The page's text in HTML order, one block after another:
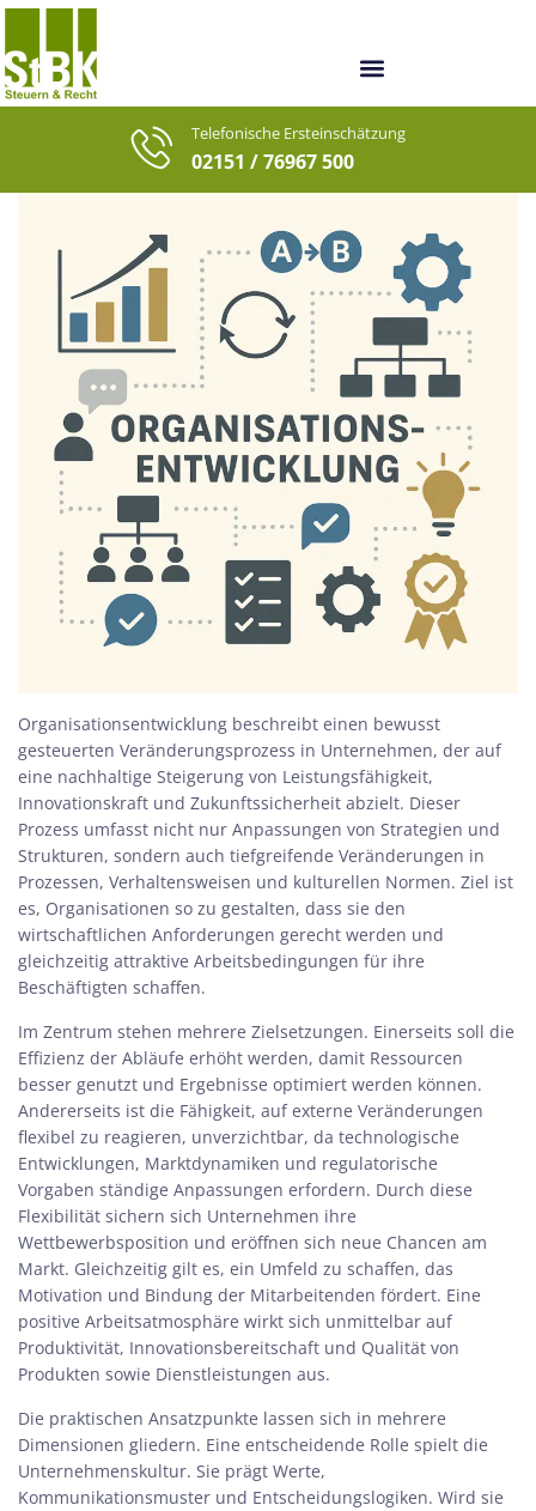
Telefonische Ersteinschätzung
02151 / 76967 500
Organisationsentwicklung beschreibt einen bewusst
gesteuerten Veränderungsprozess in Unternehmen, der auf
eine nachhaltige Steigerung von Leistungsfähigkeit,
Innovationskraft und Zukunftssicherheit abzielt. Dieser
Prozess umfasst nicht nur Anpassungen von Strategien und
Strukturen, sondern auch tiefgreifende Veränderungen in
Prozessen, Verhaltensweisen und kulturellen Normen. Ziel ist
es, Organisationen so zu gestalten, dass sie den
wirtschaftlichen Anforderungen gerecht werden und
gleichzeitig attraktive Arbeitsbedingungen für ihre
Beschäftigten schaffen.
Im Zentrum stehen mehrere Zielsetzungen. Einerseits soll die
Effizienz der Abläufe erhöht werden, damit Ressourcen
besser genutzt und Ergebnisse optimiert werden können.
Andererseits ist die Fähigkeit, auf externe Veränderungen
flexibel zu reagieren, unverzichtbar, da technologische
Entwicklungen, Marktdynamiken und regulatorische
Vorgaben ständige Anpassungen erfordern. Durch diese
Flexibilität sichern sich Unternehmen ihre
Wettbewerbsposition und eröffnen sich neue Chancen am
Markt. Gleichzeitig gilt es, ein Umfeld zu schaffen, das
Motivation und Bindung der Mitarbeitenden fördert. Eine
positive Arbeitsatmosphäre wirkt sich unmittelbar auf
Produktivität, Innovationsbereitschaft und Qualität von
Produkten sowie Dienstleistungen aus.
Die praktischen Ansatzpunkte lassen sich in mehrere
Dimensionen gliedern. Eine entscheidende Rolle spielt die
Unternehmenskultur. Sie prägt Werte,
Kommunikationsmuster und Entscheidungslogiken. Wird sie